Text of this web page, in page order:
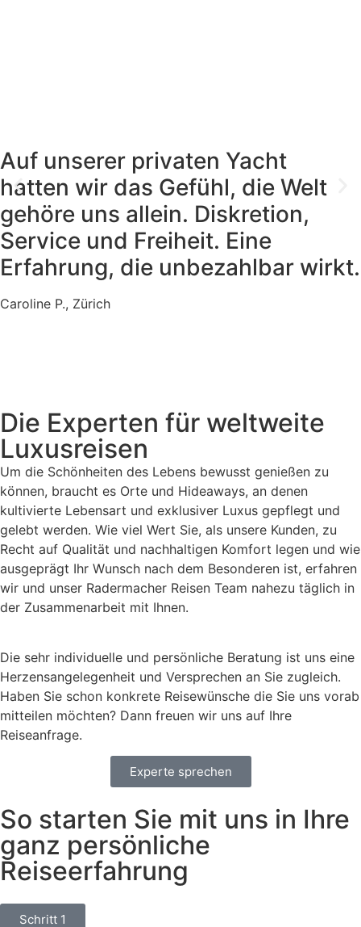
Auf unserer privaten Yacht
hatten wir das Gefühl, die Welt
gehöre uns allein. Diskretion,
Service und Freiheit. Eine
Erfahrung, die unbezahlbar wirkt.
Caroline P., Zürich
Die Experten für weltweite
Luxusreisen
Um die Schönheiten des Lebens bewusst genießen zu
können, braucht es Orte und Hideaways, an denen
kultivierte Lebensart und exklusiver Luxus gepflegt und
gelebt werden. Wie viel Wert Sie, als unsere Kunden, zu
Recht auf Qualität und nachhaltigen Komfort legen und wie
ausgeprägt Ihr Wunsch nach dem Besonderen ist, erfahren
wir und unser Radermacher Reisen Team nahezu täglich in
der Zusammenarbeit mit Ihnen.
Die sehr individuelle und persönliche Beratung ist uns eine
Herzensangelegenheit und Versprechen an Sie zugleich.
Haben Sie schon konkrete Reisewünsche die Sie uns vorab
mitteilen möchten? Dann freuen wir uns auf Ihre
Reiseanfrage.
Experte sprechen
So starten Sie mit uns in Ihre
ganz persönliche
Reiseerfahrung
Schritt 1